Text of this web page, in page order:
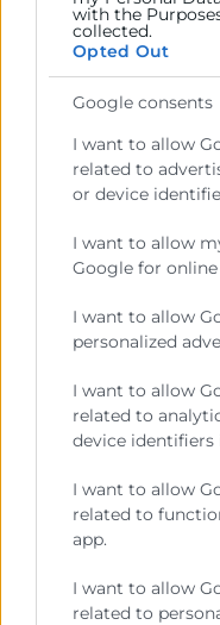
with the
collected.
Opted Out
Google consents
I want to allow
related to
or device
I want to allow
Google for
I want to allow
personalized
I want to allow
related to
device identifiers
I want to allow
related to
app.
I want to allow
related to
En un único espacio
futuro empresario
la creación de
desplazamiento a
puedes hacerlos de
Tramites
Tramites